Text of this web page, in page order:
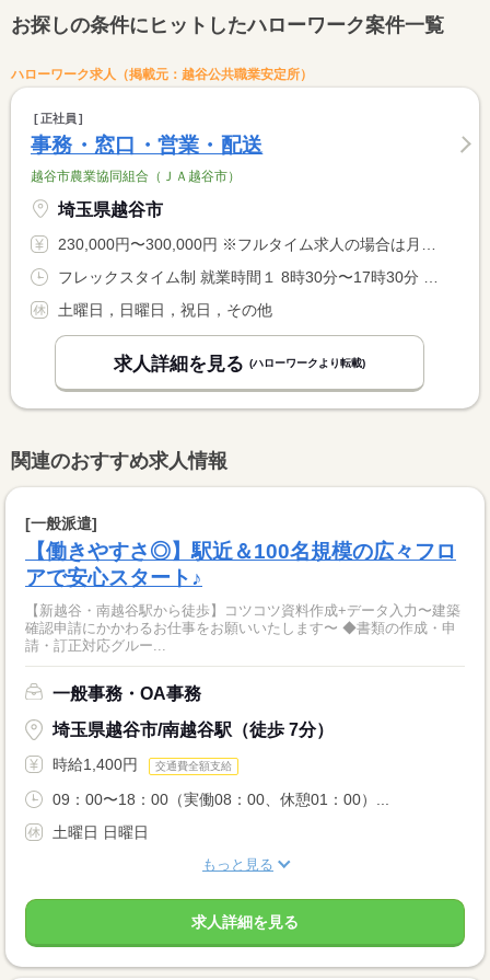
お探しの条件にヒットしたハローワーク案件一覧
ハローワーク求人（掲載元：越谷公共職業安定所）
正社員
事務・窓口・営業・配送
越谷市農業協同組合（ＪＡ越谷市）
埼玉県越谷市
230,000円〜300,000円 ※フルタイム求人の場合は月額（換算額）、パート求人の場合は時間額を表示しています。
フレックスタイム制 就業時間１ 8時30分〜17時30分 就業時間に関する特記事項 ＊通常は同就業時間の勤務になり、就業先により、フレックスタイ <BR> ム制になります。 <BR> ＊コアタイムは午前１１時から午後２時になります。
土曜日，日曜日，祝日，その他
求人詳細を見る (ハローワークより転載)
関連のおすすめ求人情報
[一般派遣]
【働きやすさ◎】駅近＆100名規模の広々フロ
アで安心スタート♪
【新越谷・南越谷駅から徒歩】コツコツ資料作成+データ入力〜建築
確認申請にかかわるお仕事をお願いいたします〜 ◆書類の作成・申
請・訂正対応グルー...
一般事務・OA事務
埼玉県越谷市/南越谷駅（徒歩 7分）
時給1,400円 交通費全額支給
09：00〜18：00（実働08：00、休憩01：00）...
土曜日 日曜日
もっと見る
求人詳細を見る